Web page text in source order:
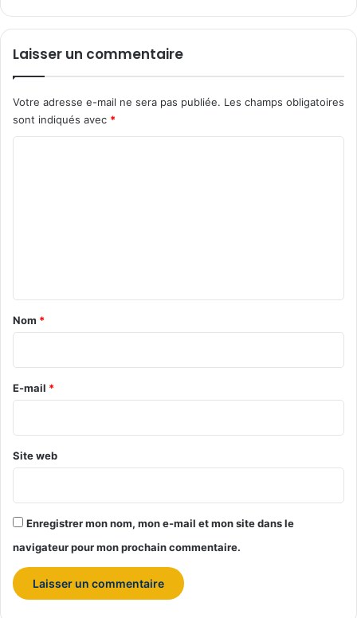
s
'
u
t
é
Laisser un commentaire
Votre adresse e-mail ne sera pas publiée. Les champs obligatoires
sont indiqués avec *
a
r
e
Nom *
E-mail *
Site web
Enregistrer mon nom, mon e-mail et mon site dans le
navigateur pour mon prochain commentaire.